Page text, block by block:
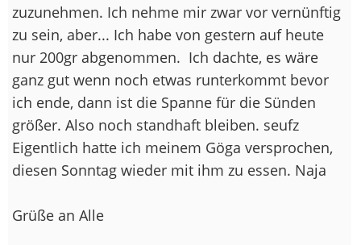
zuzunehmen. Ich nehme mir zwar vor vernünftig
zu sein, aber... Ich habe von gestern auf heute
nur 200gr abgenommen. Ich dachte, es wäre
ganz gut wenn noch etwas runterkommt bevor
ich ende, dann ist die Spanne für die Sünden
größer. Also noch standhaft bleiben. seufz
Eigentlich hatte ich meinem Göga versprochen,
diesen Sonntag wieder mit ihm zu essen. Naja
Grüße an Alle